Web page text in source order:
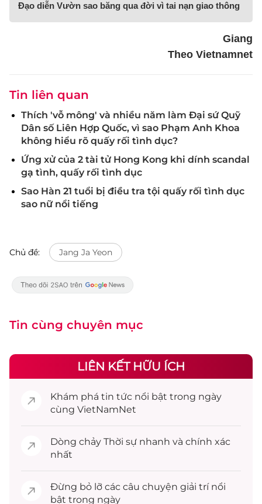
Đạo diễn Vườn sao băng qua đời vì tai nạn giao thông
Giang
Theo Vietnamnet
Tin liên quan
Thích 'vỗ mông' và nhiều năm làm Đại sứ Quỹ
Dân số Liên Hợp Quốc, vì sao Phạm Anh Khoa
không hiểu rõ quấy rối tình dục?
Ứng xử của 2 tài tử Hong Kong khi dính scandal
gạ tình, quấy rối tình dục
Sao Hàn 21 tuổi bị điều tra tội quấy rối tình dục
sao nữ nổi tiếng
Chủ đề: Jang Ja Yeon
Tin cùng chuyên mục
LIÊN KẾT HỮU ÍCH
Khám phá tin tức nổi bật trong ngày
cùng VietNamNet
Dòng chảy Thời sự nhanh và chính xác
nhất
Đừng bỏ lỡ các câu chuyện giải trínổi
bật trong ngày